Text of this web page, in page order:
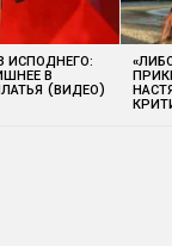
ИСПОДНЕГО:
В
(ВИДЕО)